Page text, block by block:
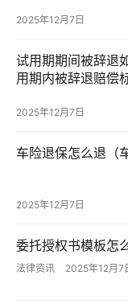
律
资
用
投
2025年12月7日
试用期期间被辞退
用期内被辞退赔偿
2025年12月7日
车险退保怎么退（
2025年12月7日
委托授权书模板怎
法律资讯 2025年12月7